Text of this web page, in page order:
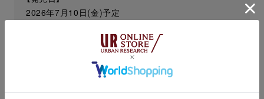
2026年7月10日(金)予定
URBAN RESEARCH DOORS 各店
URBAN RESEARCH Store 各店
URBAN RESEARCH ONLINE STORE